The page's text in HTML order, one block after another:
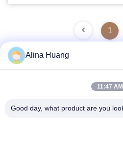
1
Schnelle
Anschrift
Alina Huang
11:47 AM
Good day, what product are you